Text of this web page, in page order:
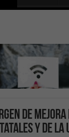
de
y de la